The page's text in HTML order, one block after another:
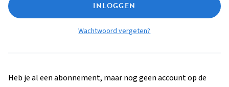
INLOGGEN
Wachtwoord vergeten?
Heb je al een abonnement, maar nog geen account op de